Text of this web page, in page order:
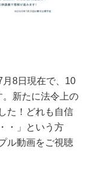
8日現在で、10
新たに法令上の
た！どれも自信
・」という方
ル動画をご視聴